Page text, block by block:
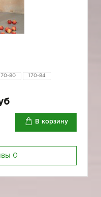
170-80 170-84
В корзину
0